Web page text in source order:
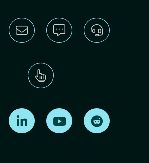
Find us on X Find us on LinkedInFind us on Youtube